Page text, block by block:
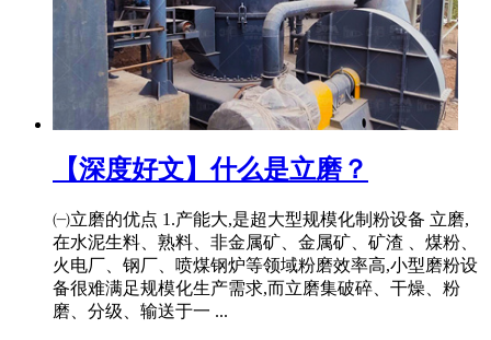
【深度好文】什么是立磨？
㈠立磨的优点 1.产能大,是超大型规模化制粉设备 立磨,
在水泥生料、熟料、非金属矿、金属矿、矿渣 、煤粉、
火电厂、钢厂、喷煤钢炉等领域粉磨效率高,小型磨粉设
备很难满足规模化生产需求,而立磨集破碎、干燥、粉
磨、分级、输送于一 ...